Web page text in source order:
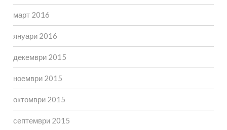
март 2016
януари 2016
декември 2015
ноември 2015
октомври 2015
септември 2015